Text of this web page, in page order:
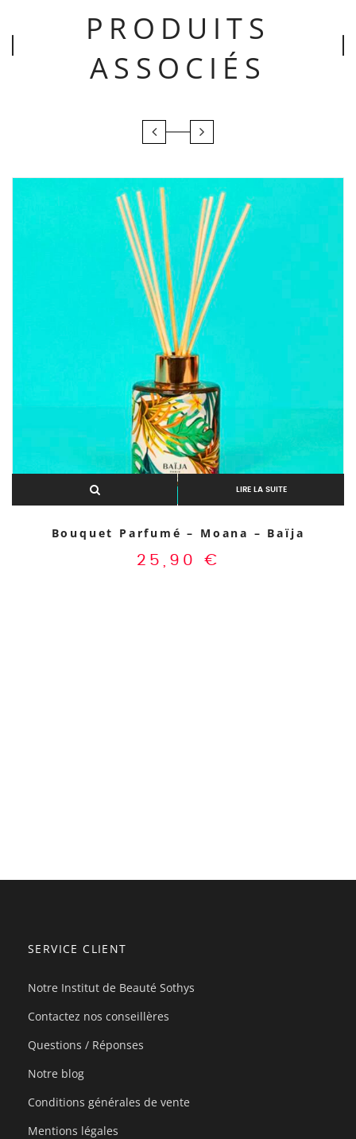
PRODUITS
ASSOCIÉS
LIRE LA SUITE
Bouquet Parfumé – Moana – Baïja
25,90 €
Aperçu rapide
SERVICE CLIENT
Notre Institut de Beauté Sothys
Contactez nos conseillères
Questions / Réponses
Notre blog
Conditions générales de vente
Mentions légales